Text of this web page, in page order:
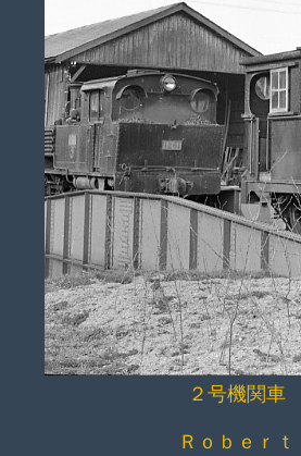
２号機
Ｒｏｂｅｒ